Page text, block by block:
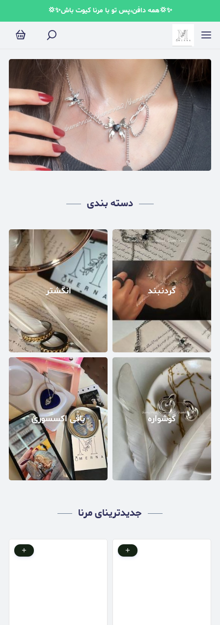
✨💢همه دافن،پس تو با مرنا کیوت باش✨💢
دسته بندی
گردنبند انگشتر
گوشواره باقی اکسسوری
جدیدترینای مرنا